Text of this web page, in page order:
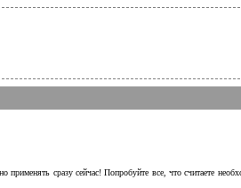
сразу сейчас! Попробуйте все, что считаете